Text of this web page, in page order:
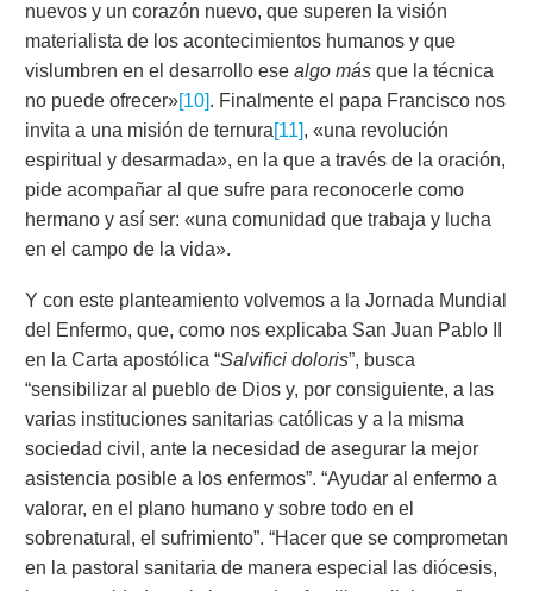
nuevos y un corazón nuevo, que superen la visión
materialista de los acontecimientos humanos y que
vislumbren en el desarrollo ese algo más que la técnica
no puede ofrecer»[10]. Finalmente el papa Francisco nos
invita a una misión de ternura[11], «una revolución
espiritual y desarmada», en la que a través de la oración,
pide acompañar al que sufre para reconocerle como
hermano y así ser: «una comunidad que trabaja y lucha
en el campo de la vida».
Y con este planteamiento volvemos a la Jornada Mundial
del Enfermo, que, como nos explicaba San Juan Pablo II
en la Carta apostólica “Salvifici doloris”, busca
“sensibilizar al pueblo de Dios y, por consiguiente, a las
varias instituciones sanitarias católicas y a la misma
sociedad civil, ante la necesidad de asegurar la mejor
asistencia posible a los enfermos”. “Ayudar al enfermo a
valorar, en el plano humano y sobre todo en el
sobrenatural, el sufrimiento”. “Hacer que se comprometan
en la pastoral sanitaria de manera especial las diócesis,